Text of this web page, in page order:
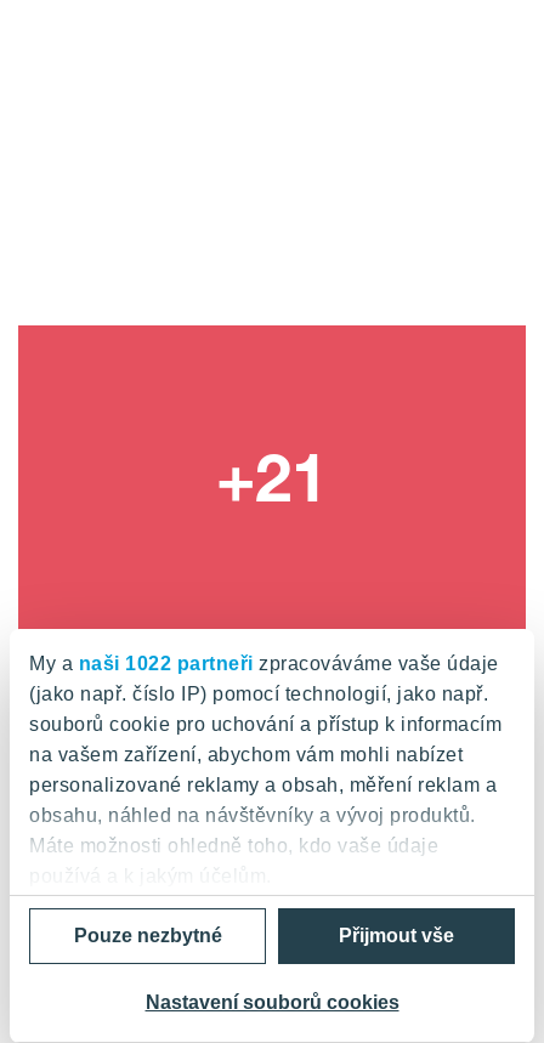
My a naši 1022 partneři zpracováváme vaše údaje
(jako např. číslo IP) pomocí technologií, jako např.
souborů cookie pro uchování a přístup k informacím
na vašem zařízení, abychom vám mohli nabízet
personalizované reklamy a obsah, měření reklam a
obsahu, náhled na návštěvníky a vývoj produktů.
Máte možnosti ohledně toho, kdo vaše údaje
Pokud to povolíte, rádi bychom také:
poloze, které mohou být přesné na několik metrů
Přijmout vše
Nastavení souborů cookies
Pouze nezbytné
SUOMI Hloubětín - Lahti, Granitova, Praha
9
• 104 bytových jednotek • 101 garážových stání •
Nízkoenergetické domy • Zahájení projektu: 2.
kvartál 2017 • Dokončení projektu: 4. kvartál 2019